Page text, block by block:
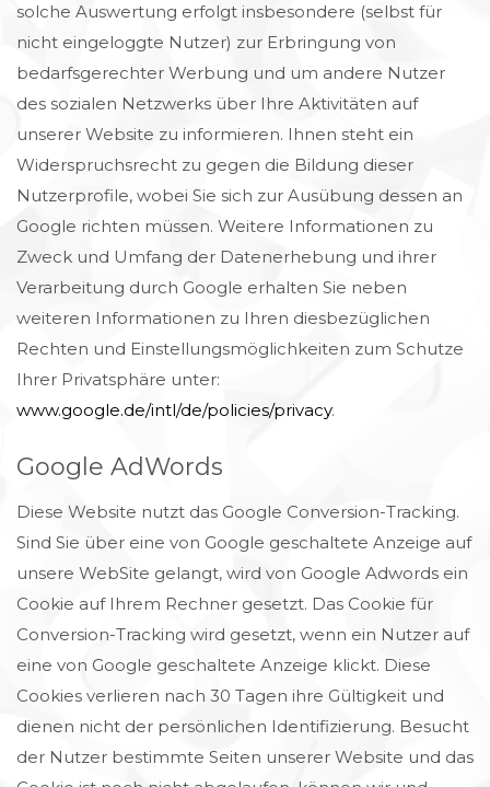
solche Auswertung erfolgt insbesondere (selbst für
nicht eingeloggte Nutzer) zur Erbringung von
bedarfsgerechter Werbung und um andere Nutzer
des sozialen Netzwerks über Ihre Aktivitäten auf
unserer Website zu informieren. Ihnen steht ein
Widerspruchsrecht zu gegen die Bildung dieser
Nutzerprofile, wobei Sie sich zur Ausübung dessen an
Google richten müssen. Weitere Informationen zu
Zweck und Umfang der Datenerhebung und ihrer
Verarbeitung durch Google erhalten Sie neben
weiteren Informationen zu Ihren diesbezüglichen
Rechten und Einstellungsmöglichkeiten zum Schutze
Ihrer Privatsphäre unter:
www.google.de/intl/de/policies/privacy.
Google AdWords
Diese Website nutzt das Google Conversion-Tracking.
Sind Sie über eine von Google geschaltete Anzeige auf
unsere WebSite gelangt, wird von Google Adwords ein
Cookie auf Ihrem Rechner gesetzt. Das Cookie für
Conversion-Tracking wird gesetzt, wenn ein Nutzer auf
eine von Google geschaltete Anzeige klickt. Diese
Cookies verlieren nach 30 Tagen ihre Gültigkeit und
dienen nicht der persönlichen Identifizierung. Besucht
der Nutzer bestimmte Seiten unserer Website und das